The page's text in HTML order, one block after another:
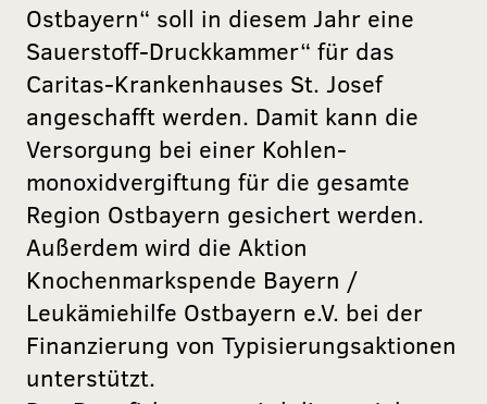
Ostbayern“ soll in diesem Jahr eine
Sauerstoff-Druckkammer“ für das
Caritas-Krankenhauses St. Josef
angeschafft werden. Damit kann die
Versorgung bei einer Kohlen-
monoxidvergiftung für die gesamte
Region Ostbayern gesichert werden.
Außerdem wird die Aktion
Knochenmarkspende Bayern /
Leukämiehilfe Ostbayern e.V. bei der
Finanzierung von Typisierungsaktionen
unterstützt.